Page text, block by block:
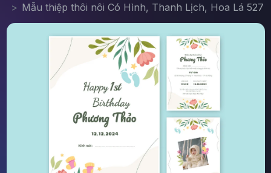
Mẫu thiệp thôi nôi Có Hình, Thanh Lịch, Hoa Lá 527